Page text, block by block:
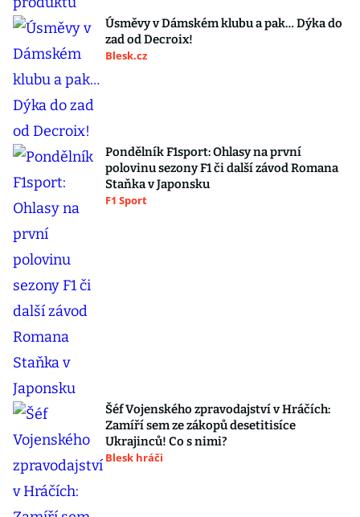
Úsměvy v Dámském klubu a pak… Dýka do
zad od Decroix!
Blesk.cz
Pondělník F1sport: Ohlasy na první
polovinu sezony F1 či další závod Romana
Staňka v Japonsku
F1 Sport
Šéf Vojenského zpravodajství v Hráčích:
Zamíří sem ze zákopů desetitisíce
Ukrajinců! Co s nimi?
Blesk hráči